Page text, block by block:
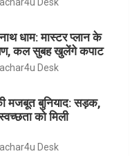
धाम: मास्टर प्लान के
कल सुबह खुलेंगे कपाट
Desk
मजबूत बुनियाद: सड़क,
को मिली
Desk